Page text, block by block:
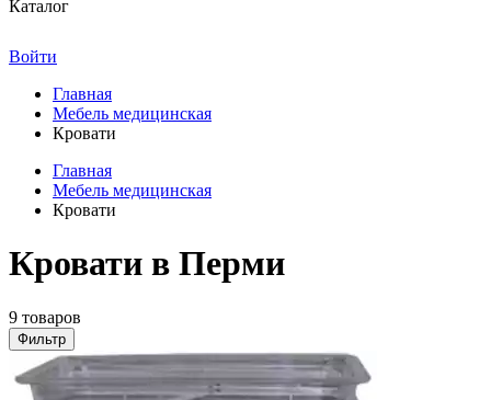
Каталог
Войти
Главная
Мебель медицинская
Кровати
Главная
Мебель медицинская
Кровати
Кровати в Перми
9 товаров
Фильтр